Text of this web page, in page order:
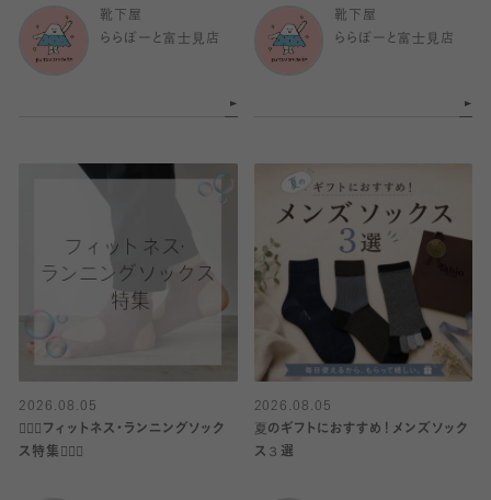
靴下屋
ららぽーと富士見店
靴下屋
ららぽーと富士見店
2026.08.05
🧘🏼‍♀️フィットネス・ランニングソック
ス特集🏃🏼‍♀️
2026.08.05
夏のギフトにおすすめ！メンズソック
ス３選